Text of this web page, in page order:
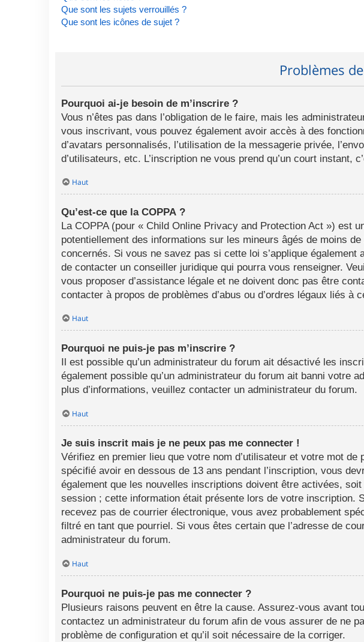
Que sont les sujets verrouillés ?
Que sont les icônes de sujet ?
Problèmes
Pourquoi ai-je besoin de m’inscrire ?
Vous n’êtes pas dans l’obligation de le faire, mais les
vous inscrivant, vous pouvez également avoir accès à des
d’avatars personnalisés, l’utilisation de la messagerie privée,
d’utilisateurs, etc. L’inscription ne vous prend qu’un court instant,
Haut
Qu’est-ce que la COPPA ?
La COPPA (pour « Child Online Privacy and Protection Act ») est
potentiellement des informations sur les mineurs âgés de moins
concernés. Si vous ne savez pas si cette loi s’applique
de contacter un conseiller juridique qui pourra vous renseigner.
vous proposer d’assistance légale et ne doivent donc pas être
contacter à propos de problèmes d’abus ou d’ordres légaux liés à
Haut
Pourquoi ne puis-je pas m’inscrire ?
Il est possible qu’un administrateur du forum ait désactivé les
également possible qu’un administrateur du forum ait banni votre
plus d’informations, veuillez contacter un administrateur du forum.
Haut
Je suis inscrit mais je ne peux pas me connecter !
Vérifiez en premier lieu que votre nom d’utilisateur et votre mot
spécifié avoir en dessous de 13 ans pendant l’inscription, vous
également que les nouvelles inscriptions doivent être activées,
session ; cette information était présente lors de votre
recevez pas de courrier électronique, vous avez probablement
filtré en tant que pourriel. Si vous êtes certain que l’adresse de
administrateur du forum.
Haut
Pourquoi ne puis-je pas me connecter ?
Plusieurs raisons peuvent en être la cause. Assurez-vous avant
contactez un administrateur du forum afin de vous assurer de ne
problème de configuration et qu’il soit nécessaire de la corriger.